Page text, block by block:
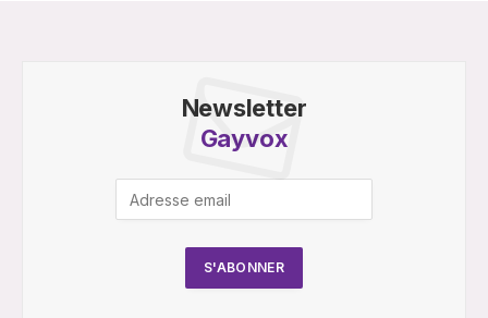
Newsletter
Gayvox